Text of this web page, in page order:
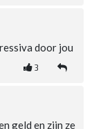
door jou
3
geld en zijn ze